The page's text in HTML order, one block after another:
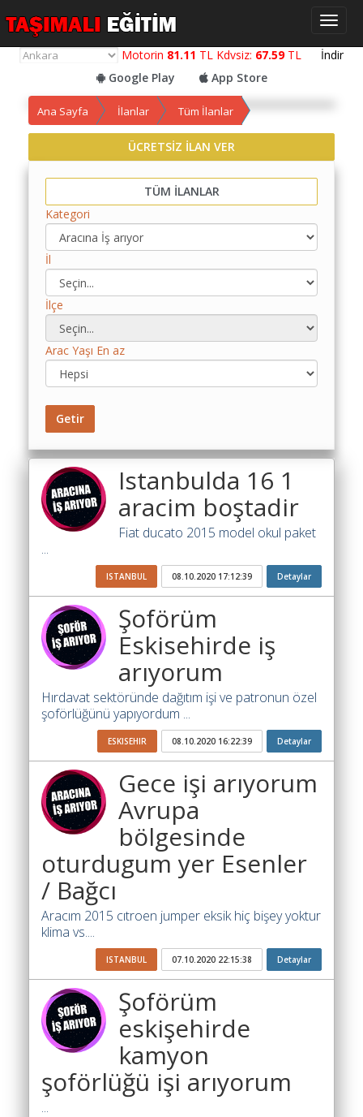
Motorin 81.11 TL Kdvsiz: 67.59TL İndir
Google Play
App Store
Yol
Maliyet
Hesaplama
Maliyet
Hesaplama
Kredili
Maliyet
Hesaplama
Toplu
Maliyet
Hesaplama
Şartname
Karşılaştırma
Robotu
Değer
Hesaplama
Fiyatları
İlanlar
Söför
Arayanlar
arayanlar
Soför
Aracına
arayanlar
Ana Sayfa İlanlar Tüm İlanlar
ÜCRETSİZ İLAN VER
TÜM İLANLAR
Kategori
İl
İlçe
Arac Yaşı En az
Getir
Istanbulda 16 1
aracim boştadir
Fiat ducato 2015 model okul paket
...
ISTANBUL 08.10.2020 17:12:39 Detaylar
Şoförüm
Eskisehirde iş
arıyorum
Hırdavat sektöründe dağıtım işi ve patronun özel
şoförlüğünü yapıyordum ...
ESKISEHIR 08.10.2020 16:22:39 Detaylar
Gece işi arıyorum
Avrupa
bölgesinde
oturdugum yer Esenler
/ Bağcı
Aracım 2015 cıtroen jumper eksik hiç bişey yoktur
klima vs....
ISTANBUL 07.10.2020 22:15:38 Detaylar
Şoförüm
eskişehirde
kamyon
şoförlüğü işi arıyorum
...